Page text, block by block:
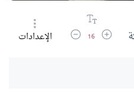
زيادة حجم الخط
16 تقليل حجم الخط
الإعدادات